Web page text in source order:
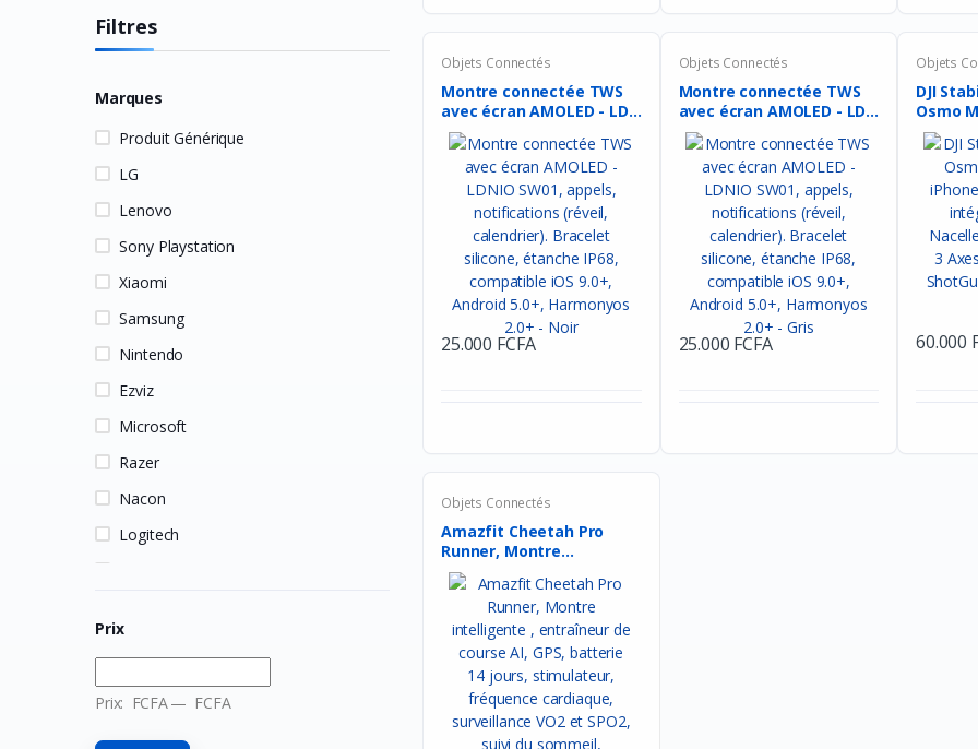
Filtres
Marques
Produit Générique
LG
Lenovo
Sony Playstation
Xiaomi
Samsung
Nintendo
Ezviz
Microsoft
Razer
Nacon
Logitech
LDNIO
Prix
Prix: FCFA— FCFA
Objets Connectés
Montre connectée TWS
avec écran AMOLED - LD...
25.000 FCFA
Objets Connectés
Montre connectée TWS
avec écran AMOLED - LD...
25.000 FCFA
Objets
DJI
Osmo
60.000
Objets Connectés
Amazfit Cheetah Pro
Runner, Montre
intelligen...